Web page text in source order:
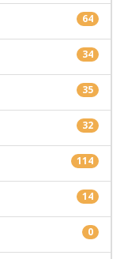
64
34
35
32
114
14
0